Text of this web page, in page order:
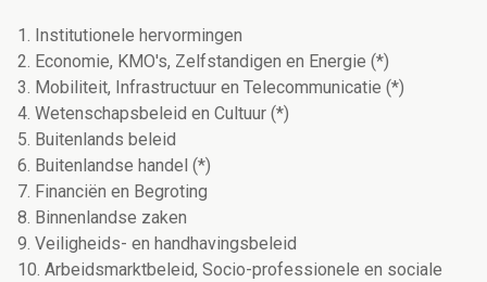
1. Institutionele hervormingen
2. Economie, KMO's, Zelfstandigen en Energie (*)
3. Mobiliteit, Infrastructuur en Telecommunicatie (*)
4. Wetenschapsbeleid en Cultuur (*)
5. Buitenlands beleid
6. Buitenlandse handel (*)
7. Financiën en Begroting
8. Binnenlandse zaken
9. Veiligheids- en handhavingsbeleid
10. Arbeidsmarktbeleid, Socio-professionele en sociale